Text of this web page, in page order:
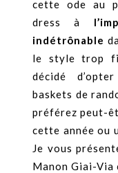
cette ode au
dress à
indétrônable
le style trop
décidé
baskets de
préférez peut-
cette année ou
Je vous
Manon Giai-Via